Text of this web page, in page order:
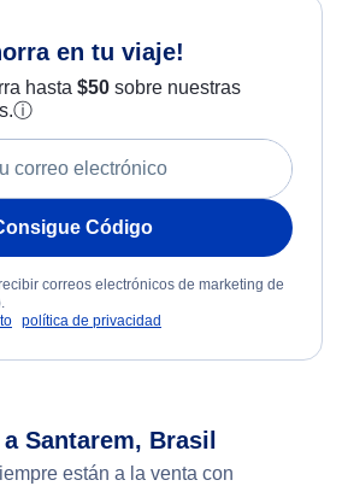
en tu viaje!
hasta $50sobre nuestras
ⓘ
Código
correos electrónicos de marketing de
política de privacidad
Santarem, Brasil
están a la venta con